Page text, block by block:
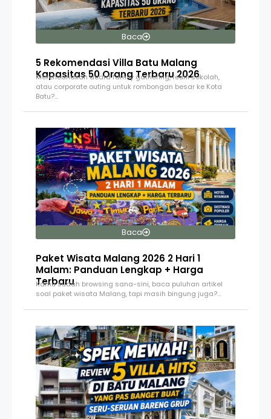
Baca
5 Rekomendasi Villa Batu Malang
Kapasitas 50 Orang Terbaru 2026
Merencanakan acara family gathering, reuni sekolah,
atau corporate outing untuk rombongan besar ke Kota
Batu?…
Baca
Paket Wisata Malang 2026 2 Hari 1
Malam: Panduan Lengkap + Harga
Terbaru
Kamu sudah browsing sana-sini, baca puluhan artikel
soal paket wisata Malang, tapi masih bingung juga?…